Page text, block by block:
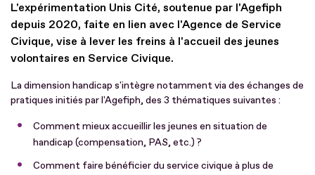
L'expérimentation Unis Cité, soutenue par l'Agefiph
depuis 2020, faite en lien avec l'Agence de Service
Civique, vise à lever les freins à l'accueil des jeunes
volontaires en Service Civique.
La dimension handicap s'intègre notamment via des échanges de
pratiques initiés par l'Agefiph, des 3 thématiques suivantes :
Comment mieux accueillir les jeunes en situation de
handicap (compensation, PAS, etc.) ?
Comment faire bénéficier du service civique à plus de